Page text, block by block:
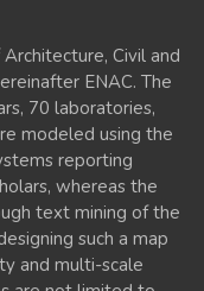
Civil and
ENAC. The
70 laboratories,
modeled using the
reporting
whereas the
text mining of the
such a map
and multi-scale